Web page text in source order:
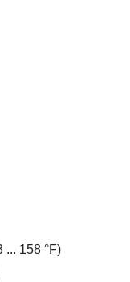
... 158 °F)